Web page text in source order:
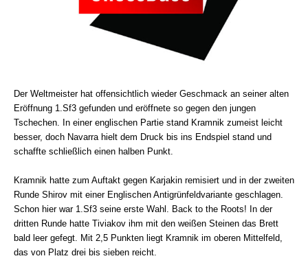
Der Weltmeister hat offensichtlich wieder Geschmack an seiner alten
Eröffnung 1.Sf3 gefunden und eröffnete so gegen den jungen
Tschechen. In einer englischen Partie stand Kramnik zumeist leicht
besser, doch Navarra hielt dem Druck bis ins Endspiel stand und
schaffte schließlich einen halben Punkt.
Kramnik hatte zum Auftakt gegen Karjakin remisiert und in der zweiten
Runde Shirov mit einer Englischen Antigrünfeldvariante geschlagen.
Schon hier war 1.Sf3 seine erste Wahl. Back to the Roots! In der
dritten Runde hatte Tiviakov ihm mit den weißen Steinen das Brett
bald leer gefegt. Mit 2,5 Punkten liegt Kramnik im oberen Mittelfeld,
das von Platz drei bis sieben reicht.